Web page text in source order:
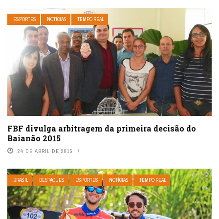
ESPORTES NOTÍCIAS TEMPO REAL
FBF divulga arbitragem da primeira decisão do
Baianão 2015
24 DE ABRIL DE 2015
BRASIL DESTAQUES ESPORTES NOTÍCIAS TEMPO REAL